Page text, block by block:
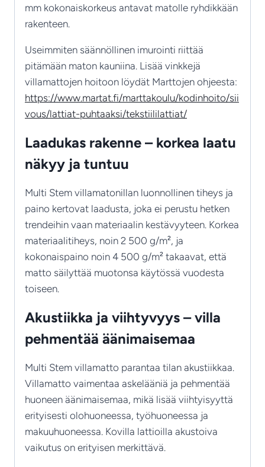
mm kokonaiskorkeus antavat matolle ryhdikkään
rakenteen.
Useimmiten säännöllinen imurointi riittää
pitämään maton kauniina. Lisää vinkkejä
villamattojen hoitoon löydät Marttojen ohjeesta:
https://www.martat.fi/marttakoulu/kodinhoito/sii
vous/lattiat-puhtaaksi/tekstiililattiat/
Laadukas rakenne – korkea laatu
näkyy ja tuntuu
Multi Stem villamatonillan luonnollinen tiheys ja
paino kertovat laadusta, joka ei perustu hetken
trendeihin vaan materiaalin kestävyyteen. Korkea
materiaalitiheys, noin 2 500 g/m², ja
kokonaispaino noin 4 500 g/m² takaavat, että
matto säilyttää muotonsa käytössä vuodesta
toiseen.
Akustiikka ja viihtyvyys – villa
pehmentää äänimaisemaa
Multi Stem villamatto parantaa tilan akustiikkaa.
Villamatto vaimentaa askelääniä ja pehmentää
huoneen äänimaisemaa, mikä lisää viihtyisyyttä
erityisesti olohuoneessa, työhuoneessa ja
makuuhuoneessa. Kovilla lattioilla akustoiva
vaikutus on erityisen merkittävä.